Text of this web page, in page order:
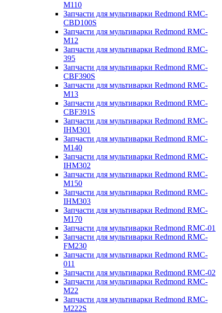
M110
Запчасти для мультиварки Redmond RMC-
CBD100S
Запчасти для мультиварки Redmond RMC-
M12
Запчасти для мультиварки Redmond RMC-
395
Запчасти для мультиварки Redmond RMC-
CBF390S
Запчасти для мультиварки Redmond RMC-
M13
Запчасти для мультиварки Redmond RMC-
CBF391S
Запчасти для мультиварки Redmond RMC-
IHM301
Запчасти для мультиварки Redmond RMC-
M140
Запчасти для мультиварки Redmond RMC-
IHM302
Запчасти для мультиварки Redmond RMC-
M150
Запчасти для мультиварки Redmond RMC-
IHM303
Запчасти для мультиварки Redmond RMC-
M170
Запчасти для мультиварки Redmond RMC-01
Запчасти для мультиварки Redmond RMC-
FM230
Запчасти для мультиварки Redmond RMC-
011
Запчасти для мультиварки Redmond RMC-02
Запчасти для мультиварки Redmond RMC-
M22
Запчасти для мультиварки Redmond RMC-
M222S